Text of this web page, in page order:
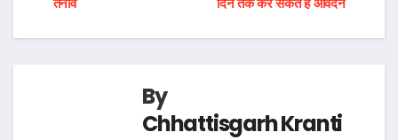
By
Chhattisgarh Kranti